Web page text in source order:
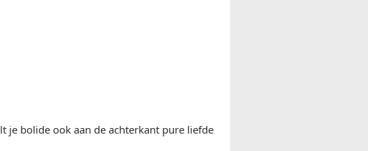
je bolide ook aan de achterkant pure liefde